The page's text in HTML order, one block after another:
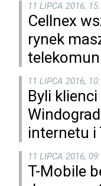
11 LIPCA 2016,
Cellnex
rynek
11 LIPCA 2016,
Byli
internetu i
11 LIPCA 2016,
T-Mobile